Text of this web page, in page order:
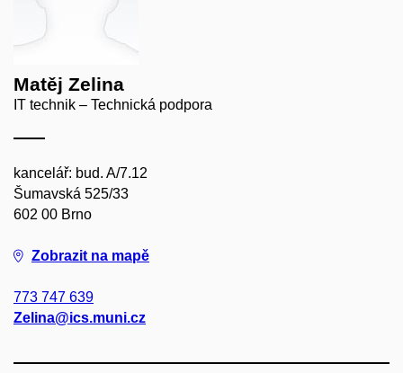
Matěj Zelina
IT technik – Technická podpora
kancelář: bud. A/7.12
Šumavská 525/33
602 00 Brno
Zobrazit na mapě
773 747 639
Zelina@ics.muni.cz